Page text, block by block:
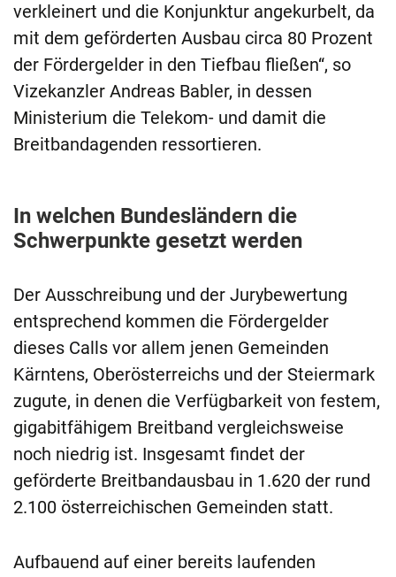
verkleinert und die Konjunktur angekurbelt, da
mit dem geförderten Ausbau circa 80 Prozent
der Fördergelder in den Tiefbau fließen“, so
Vizekanzler Andreas Babler, in dessen
Ministerium die Telekom- und damit die
Breitbandagenden ressortieren.
In welchen Bundesländern die
Schwerpunkte gesetzt werden
Der Ausschreibung und der Jurybewertung
entsprechend kommen die Fördergelder
dieses Calls vor allem jenen Gemeinden
Kärntens, Oberösterreichs und der Steiermark
zugute, in denen die Verfügbarkeit von festem,
gigabitfähigem Breitband vergleichsweise
noch niedrig ist. Insgesamt findet der
geförderte Breitbandausbau in 1.620 der rund
2.100 österreichischen Gemeinden statt.
Aufbauend auf einer bereits laufenden